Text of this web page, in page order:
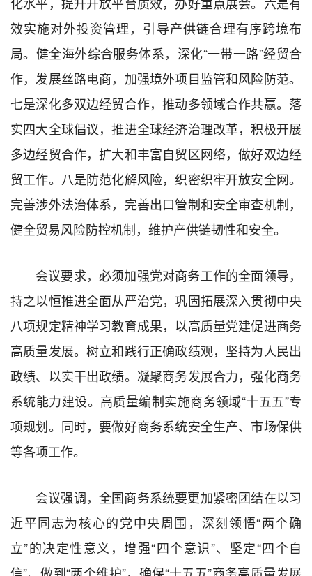
效实施对外投资管理，引导产供链合理有序跨境布
局。健全海外综合服务体系，深化“一带一路”经贸合
作，发展丝路电商，加强境外项目监管和风险防范。
七是深化多双边经贸合作，推动多领域合作共赢。落
实四大全球倡议，推进全球经济治理改革，积极开展
多边经贸合作，扩大和丰富自贸区网络，做好双边经
贸工作。八是防范化解风险，织密织牢开放安全网。
完善涉外法治体系，完善出口管制和安全审查机制，
健全贸易风险防控机制，维护产供链韧性和安全。
会议要求，必须加强党对商务工作的全面领导，
持之以恒推进全面从严治党，巩固拓展深入贯彻中央
八项规定精神学习教育成果，以高质量党建促进商务
高质量发展。树立和践行正确政绩观，坚持为人民出
政绩、以实干出政绩。凝聚商务发展合力，强化商务
系统能力建设。高质量编制实施商务领域“十五五”专
项规划。同时，要做好商务系统安全生产、市场保供
等各项工作。
会议强调，全国商务系统要更加紧密团结在以习
近平同志为核心的党中央周围，深刻领悟“两个确
立”的决定性意义，增强“四个意识”、坚定“四个自